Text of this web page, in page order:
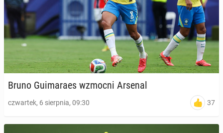
Bruno Gu­ima­ra­es wzmocni Arsenal
czwartek, 6 sierpnia, 09:30 37